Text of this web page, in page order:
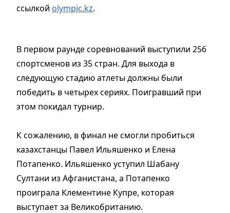
ссылкой olympic.kz.
В первом раунде соревнований выступили 256
спортсменов из 35 стран. Для выхода в
следующую стадию атлеты должны были
победить в четырех сериях. Поигравший при
этом покидал турнир.
К сожалению, в финал не смогли пробиться
казахстанцы Павел Ильяшенко и Елена
Потапенко. Ильяшенко уступил Шабану
Султани из Афганистана, а Потапенко
проиграла Клементине Купре, которая
выступает за Великобританию.